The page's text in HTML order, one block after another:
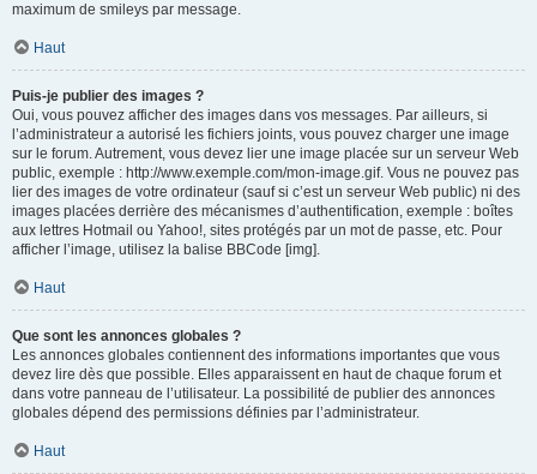
maximum de smileys par message.
Haut
Puis-je publier des images ?
Oui, vous pouvez afficher des images dans vos messages. Par ailleurs, si
l’administrateur a autorisé les fichiers joints, vous pouvez charger une image
sur le forum. Autrement, vous devez lier une image placée sur un serveur Web
public, exemple : http://www.exemple.com/mon-image.gif. Vous ne pouvez pas
lier des images de votre ordinateur (sauf si c’est un serveur Web public) ni des
images placées derrière des mécanismes d’authentification, exemple : boîtes
aux lettres Hotmail ou Yahoo!, sites protégés par un mot de passe, etc. Pour
afficher l’image, utilisez la balise BBCode [img].
Haut
Que sont les annonces globales ?
Les annonces globales contiennent des informations importantes que vous
devez lire dès que possible. Elles apparaissent en haut de chaque forum et
dans votre panneau de l’utilisateur. La possibilité de publier des annonces
globales dépend des permissions définies par l’administrateur.
Haut